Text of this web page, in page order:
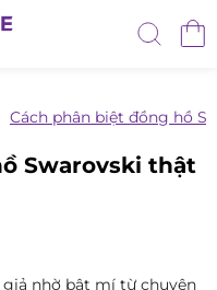
Cách phân biệt đồng hồ
Swarovski thật
nhờ bật mí từ chuyên